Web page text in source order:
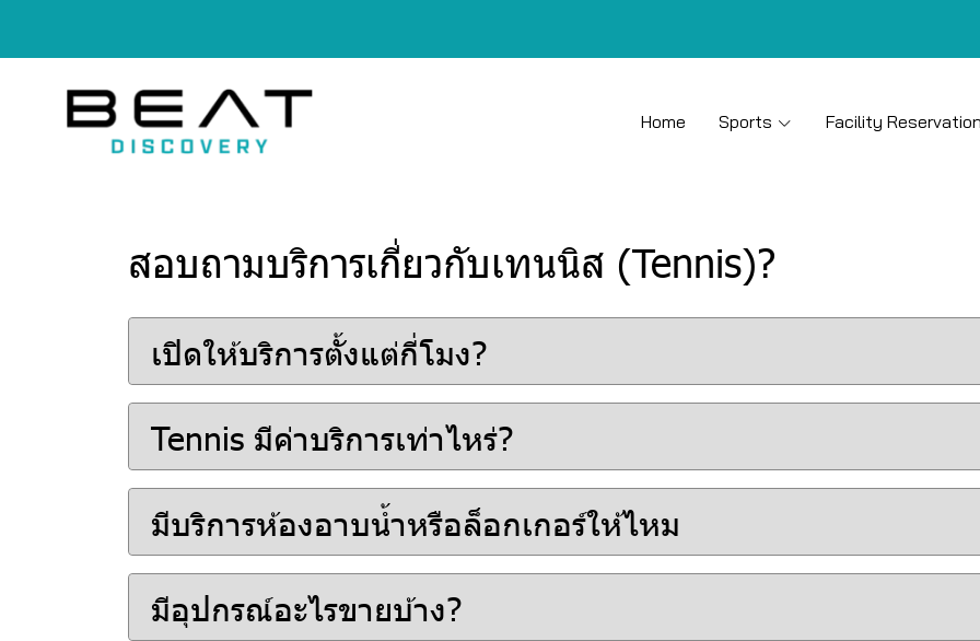
Home Sports Facility
สอบถามบริการเกี่ยวกับเทนนิส (Tennis)?
เปิดให้บริการตั้งแต่กี่โมง?
Tennis มีค่าบริการเท่าไหร่?
มีบริการห้องอาบน้ำหรือล็อกเกอร์ให้ไหม
มีอุปกรณ์อะไรขายบ้าง?